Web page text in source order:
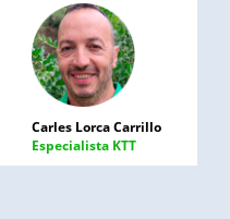
Carles Lorca Carrillo
Especialista KTT